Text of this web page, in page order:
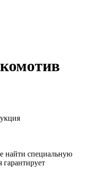
найти специальную
гарантирует